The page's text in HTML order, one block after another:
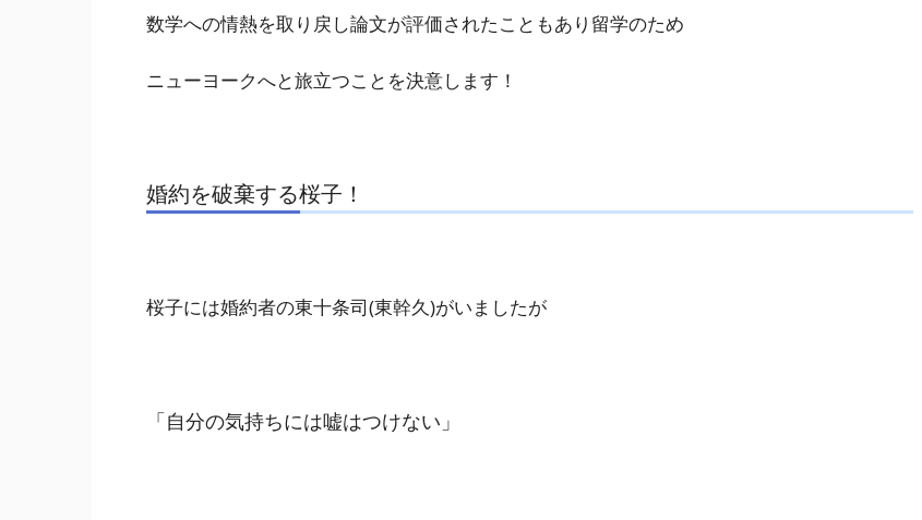
数学への情熱を取り戻し論文が評価されたこともあり留学のため
ニューヨークへと旅立つことを決意します！
婚約を破棄する桜子！
桜子には婚約者の東十条司(東幹久)がいましたが
「自分の気持ちには嘘はつけない」